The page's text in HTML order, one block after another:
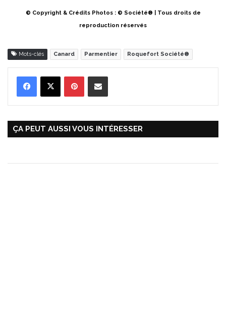
© Copyright & Crédits Photos : © Société® | Tous droits de
reproduction réservés
Mots-clés Canard Parmentier Roquefort Société®
ÇA PEUT AUSSI VOUS INTÉRESSER